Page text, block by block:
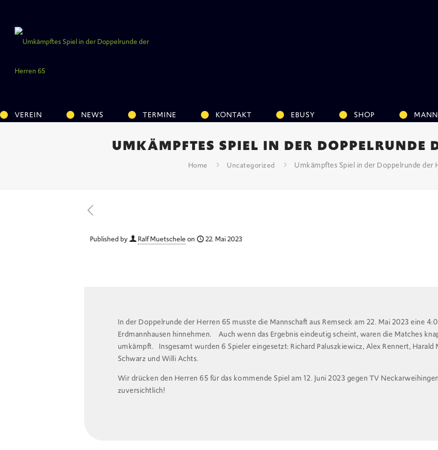
VEREIN NEWS TERMINE KONTAKT EBUSY SHOP
UMKÄMPFTES SPIEL IN DER DOPPELRUNDE
Home Uncategorized Umkämpftes Spiel in der Doppelrunde der
Published by Ralf Muetschele on 22. Mai 2023
In der Doppelrunde der Herren 65 musste die Mannschaft aus Remseck am 22. Mai 2023 eine
Erdmannhausen hinnehmen. Auch wenn das Ergebnis eindeutig scheint, waren die Matches
umkämpft. Insgesamt wurden 6 Spieler eingesetzt: Richard Paluszkiewicz, Alex Rennert, Harald
Schwarz und Willi Achts.
Wir drücken den Herren 65 für das kommende Spiel am 12. Juni 2023 gegen TV
zuversichtlich!